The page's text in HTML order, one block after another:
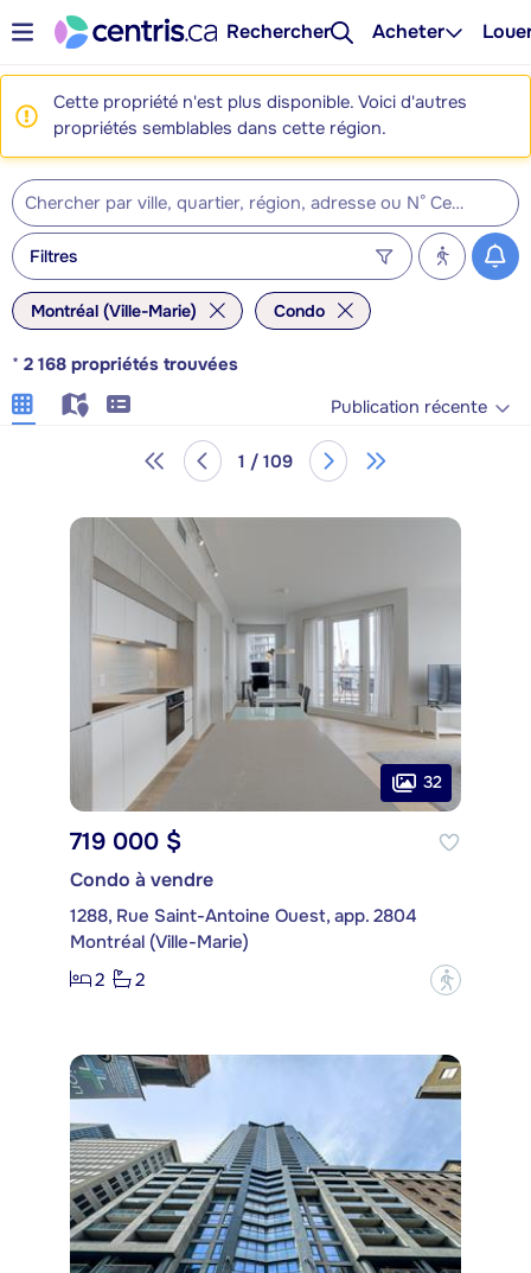
Rechercher Acheter
Cette propriété n'est plus disponible. Voici d'autres
propriétés semblables dans cette région.
Filtres
Montréal (Ville-Marie) Condo
* 2 168 propriétés trouvées
Publication récente
1 / 109
32
719 000 $
Condo à vendre
1288, Rue Saint-Antoine Ouest, app. 2804
Montréal (Ville-Marie)
2
2 ?